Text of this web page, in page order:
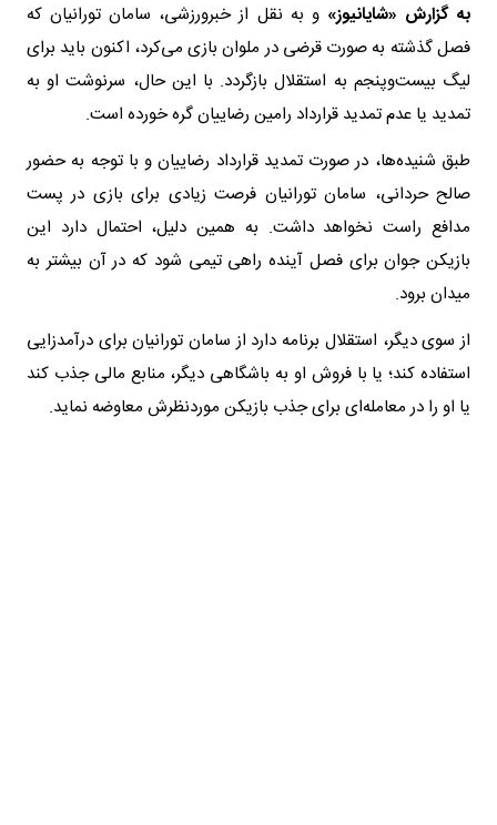
به گزارش «شایانیوز»و به نقل از خبرورزشی، سامان تورانیان که
فصل گذشته به صورت قرضی در ملوان بازی می‌کرد، اکنون باید برای
لیگ بیست‌وپنجم به استقلال بازگردد. با این حال، سرنوشت او به
تمدید یا عدم تمدید قرارداد رامین رضاییان گره خورده است.
طبق شنیده‌ها، در صورت تمدید قرارداد رضاییان و با توجه به حضور
صالح حردانی، سامان تورانیان فرصت زیادی برای بازی در پست
مدافع راست نخواهد داشت. به همین دلیل، احتمال دارد این
بازیکن جوان برای فصل آینده راهی تیمی شود که در آن بیشتر به
میدان برود.
از سوی دیگر، استقلال برنامه دارد از سامان تورانیان برای درآمدزایی
استفاده کند؛ یا با فروش او به باشگاهی دیگر، منابع مالی جذب کند
یا او را در معامله‌ای برای جذب بازیکن موردنظرش معاوضه نماید.